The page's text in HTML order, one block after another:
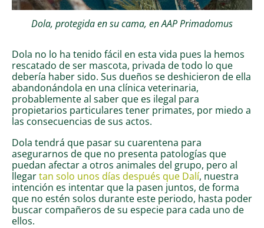
Dola, protegida en su cama, en AAP Primadomus
Dola no lo ha tenido fácil en esta vida pues la hemos
rescatado de ser mascota, privada de todo lo que
debería haber sido. Sus dueños se deshicieron de ella
abandonándola en una clínica veterinaria,
probablemente al saber que es ilegal para
propietarios particulares tener primates, por miedo a
las consecuencias de sus actos.
Dola tendrá que pasar su cuarentena para
asegurarnos de que no presenta patologías que
puedan afectar a otros animales del grupo, pero al
llegartan solo unos días después que Dalí, nuestra
intención es intentar que la pasen juntos, de forma
que no estén solos durante este periodo, hasta poder
buscar compañeros de su especie para cada uno de
ellos.